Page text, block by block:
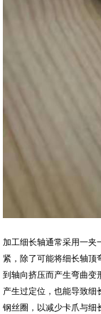
加工细长轴通常采用一夹
紧，除了可能将细长轴顶
到轴向挤压而产生弯曲变
产生过定位，也能导致细
钢丝圈，以减少卡爪与细